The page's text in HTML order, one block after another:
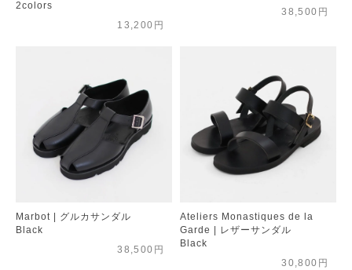
2colors
13,200円
38,500円
Marbot | グルカサンダル
Black
38,500円
Ateliers Monastiques de la
Garde | レザーサンダル
Black
30,800円